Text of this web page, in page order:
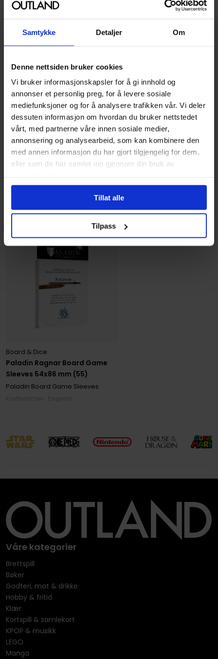
Samtykke Detaljer Om
Denne nettsiden bruker cookies
Vi bruker informasjonskapsler for å gi innhold og
annonser et personlig preg, for å levere sosiale
mediefunksjoner og for å analysere trafikken vår. Vi deler
dessuten informasjon om hvordan du bruker nettstedet
vårt, med partnerne våre innen sosiale medier,
annonsering og analysearbeid, som kan kombinere den
med annen informasjon du har gjort tilgjengelig for dem,
eller som de har samlet inn gjennom din bruk av
Tillat alle
Tilpass
(dd.mm.yyyy)
Antall Spillere
2 - 4
Antall Spillere
2,3,4 og5
Språk
Engelsk
Utvalgte produkter
Paladin Ragnar Board Game
Sleeves 54x86 mm (55)
Board & Dice
Paladin Board Game Sleeves
39
Våre kategorier
Brettspill
Bøker
Godteri, mat & drikke
Hobby & fritid
Klær
Kortspill & samlekort
KPOP & musikk
LEGO
Manga